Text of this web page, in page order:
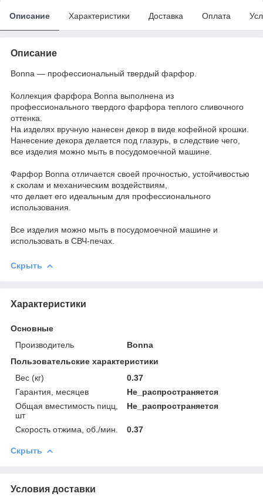
Описание Характеристики Доставка Оплата
Описание
Bonna — профессиональный твердый фарфор.
Коллекция фарфора Bonna выполнена из
профессионального твердого фарфора теплого сливочного
оттенка.
На изделях вручную нанесен декор в виде кофейной крошки.
Нанесение декора делается под глазурь, в следствие чего,
все изделия можно мыть в посудомоечной машине.
Фарфор Bonna отличается своей прочностью, устойчивостью
к сколам и механическим воздействиям,
что делает его идеальным для профессионального
использования.
Все изделия можно мыть в посудомоечной машине и
использовать в СВЧ-печах.
Скрыть
Характеристики
Основные
Производитель
Bonna
Пользовательские характеристики
Вес (кг)
0.37
Гарантия, месяцев
Не_распространяется
Общая вместимость пицц,
шт
Не_распространяется
Скорость отжима, об./мин. 0.37
Скрыть
Условия доставки